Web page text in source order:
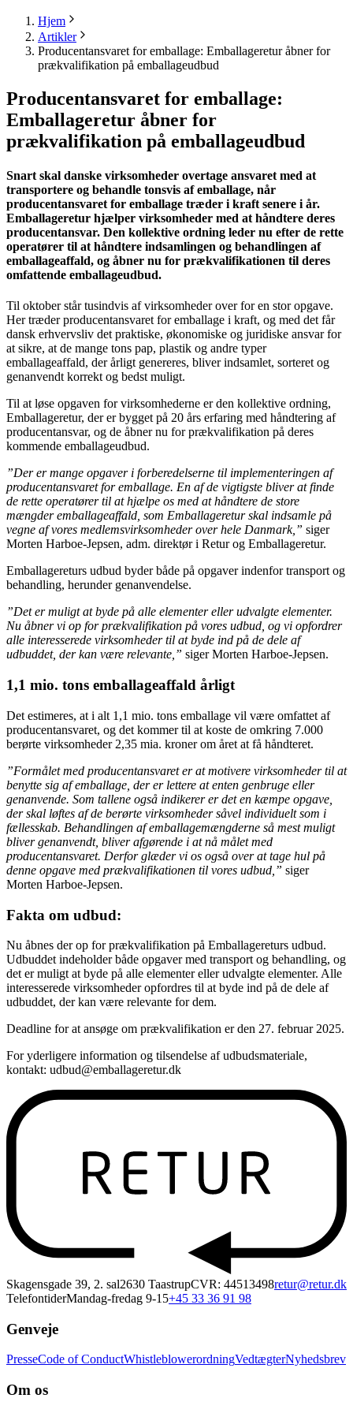
Hjem
Artikler
Producentansvaret for emballage: Emballageretur åbner for
prækvalifikation på emballageudbud
Producentansvaret for emballage:
Emballageretur åbner for
prækvalifikation på emballageudbud
Snart skal danske virksomheder overtage ansvaret med at
transportere og behandle tonsvis af emballage, når
producentansvaret for emballage træder i kraft senere i år.
Emballageretur hjælper virksomheder med at håndtere deres
producentansvar. Den kollektive ordning leder nu efter de rette
operatører til at håndtere indsamlingen og behandlingen af
emballageaffald, og åbner nu for prækvalifikationen til deres
omfattende emballageudbud.
Til oktober står tusindvis af virksomheder over for en stor opgave.
Her træder producentansvaret for emballage i kraft, og med det får
dansk erhvervsliv det praktiske, økonomiske og juridiske ansvar for
at sikre, at de mange tons pap, plastik og andre typer
emballageaffald, der årligt genereres, bliver indsamlet, sorteret og
genanvendt korrekt og bedst muligt.
Til at løse opgaven for virksomhederne er den kollektive ordning,
Emballageretur, der er bygget på 20 års erfaring med håndtering af
producentansvar, og de åbner nu for prækvalifikation på deres
kommende emballageudbud.
”Der er mange opgaver i forberedelserne til implementeringen af
producentansvaret for emballage. En af de vigtigste bliver at finde
de rette operatører til at hjælpe os med at håndtere de store
mængder emballageaffald, som Emballageretur skal indsamle på
vegne af vores medlemsvirksomheder over hele Danmark,” siger
Morten Harboe-Jepsen, adm. direktør i Retur og Emballageretur.
Emballagereturs udbud byder både på opgaver indenfor transport og
behandling, herunder genanvendelse.
”Det er muligt at byde på alle elementer eller udvalgte elementer.
Nu åbner vi op for prækvalifikation på vores udbud, og vi opfordrer
alle interesserede virksomheder til at byde ind på de dele af
udbuddet, der kan være relevante,” siger Morten Harboe-Jepsen.
1,1 mio. tons emballageaffald årligt
Det estimeres, at i alt 1,1 mio. tons emballage vil være omfattet af
producentansvaret, og det kommer til at koste de omkring 7.000
berørte virksomheder 2,35 mia. kroner om året at få håndteret.
”Formålet med producentansvaret er at motivere virksomheder til at
benytte sig af emballage, der er lettere at enten genbruge eller
genanvende. Som tallene også indikerer er det en kæmpe opgave,
der skal løftes af de berørte virksomheder såvel individuelt som i
fællesskab. Behandlingen af emballagemængderne så mest muligt
bliver genanvendt, bliver afgørende i at nå målet med
producentansvaret. Derfor glæder vi os også over at tage hul på
denne opgave med prækvalifikationen til vores udbud,” siger
Morten Harboe-Jepsen.
Fakta om udbud:
Nu åbnes der op for prækvalifikation på Emballagereturs udbud.
Udbuddet indeholder både opgaver med transport og behandling, og
det er muligt at byde på alle elementer eller udvalgte elementer. Alle
interesserede virksomheder opfordres til at byde ind på de dele af
udbuddet, der kan være relevante for dem.
Deadline for at ansøge om prækvalifikation er den 27. februar 2025.
For yderligere information og tilsendelse af udbudsmateriale,
kontakt: udbud@emballageretur.dk
Skagensgade 39, 2. sal2630 TaastrupCVR: 44513498retur@retur.dk
TelefontiderMandag-fredag 9-15+45 33 36 91 98
Genveje
PresseCode of ConductWhistleblowerordningVedtægterNyhedsbrev
Om os